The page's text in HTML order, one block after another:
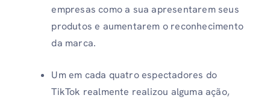
empresas como a sua apresentarem seus
produtos e aumentarem o reconhecimento
da marca.
Um em cada quatro espectadores do
TikTok realmente realizou alguma ação,